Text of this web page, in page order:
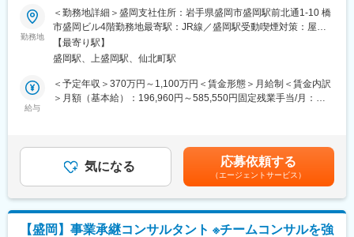
・デジタル地図の整備プロセス設計
・プロセス管理・仕様検討
＜入社7ヶ月～＞
います
・デジタル地図整備プロセスの自動化に向けた業務分析
知識やノウハウ以上に大切なものです。
入社後に研修や業務をとして知識を身に着けていただけますの
で、お客様のために本気になれる方であれば、未経験の方も十分
にご活躍いただけます。
変更の範囲：会社の定める業務
■その他会社の労働諸問題に対する対応実務コンサルティング
＜魅力ポイント＞
・「圧倒的なお客さま志向」「当事者意識」「成長志向」…自己
実現の中に社会貢献の要素が多い人材が集結。
・「生涯顧客（お客さま）」「チームコンサルティング」「実
行・実現支援」…お客さまの「計画立案ではなく、成功実現」の
＜同社の特徴＞
・各分野の専門家や実務コンサルタントが顧客に合わせたプロジ
提供します。
・チームコンサルティングを主眼に置いて企業支援を行っている
勤務地
＜勤務地詳細＞盛岡支社住所：岩手県盛岡市盛岡駅前北通1-10 橋
市盛岡ビル4階勤務地最寄駅：JR線／盛岡駅受動喫煙対策：屋内
全面禁煙変更の範囲：会社の定める事業所
【最寄り駅】
盛岡駅、上盛岡駅、仙北町駅
給与
＜予定年収＞370万円～1,100万円＜賃金形態＞月給制＜賃金内訳
＞月額（基本給）：196,960円～585,550円固定残業手当/月：
給与には30時間分の固定残業代を含む/超過分は全額支給※経験・
能力、現年収など考慮の上、決定いたします■昇給：年1回■賞
与：年2回（2ヶ月×2回）賃金はあくまでも目安の金額であり、選
考を通じて上下する可能性があります。月給(月額)は固定手当を含
めた表記です。
気になる 応募依頼する
（エージェントサービス）
【盛岡】事業承継コンサルタント ※チームコンサルを強